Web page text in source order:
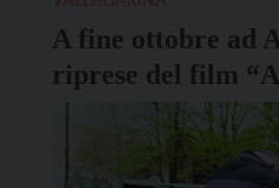
A fine ottobre ad
riprese del film